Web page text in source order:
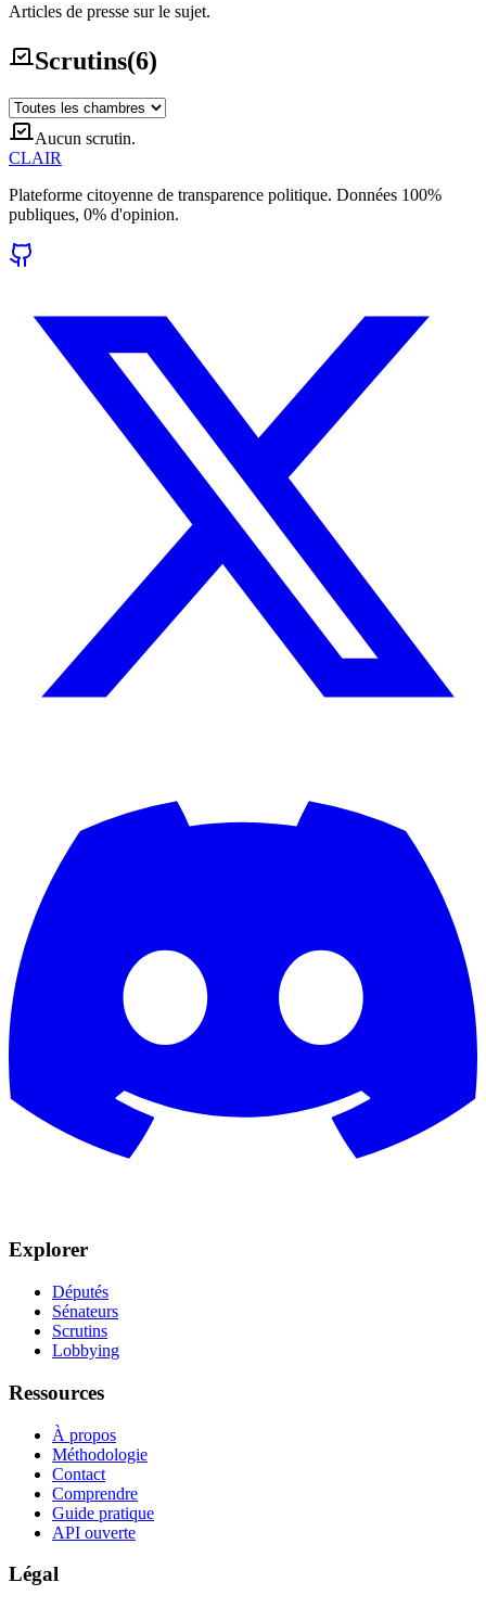
Articles de presse sur le sujet.
Scrutins(6)
Aucun scrutin.
CLAIR
Plateforme citoyenne de transparence politique. Données 100%
publiques, 0% d'opinion.
Explorer
Députés
Sénateurs
Scrutins
Lobbying
Ressources
À propos
Méthodologie
Contact
Comprendre
Guide pratique
API ouverte
Légal